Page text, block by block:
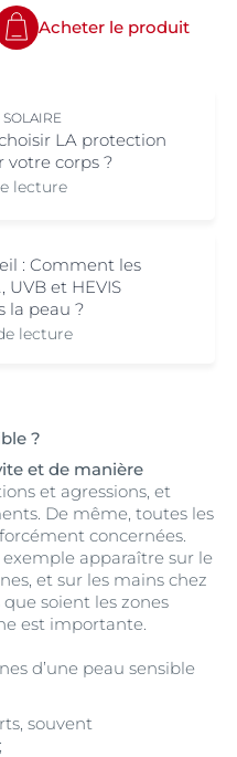
Acheter le produit
LA protection
votre corps ?
lecture
: Comment les
UVB et HEVIS
la peau ?
lecture
?
et de manière
et agressions, et
De même, toutes les
concernées.
apparaître sur le
et sur les mains chez
soient les zones
est importante.
d’une peau sensible
souvent